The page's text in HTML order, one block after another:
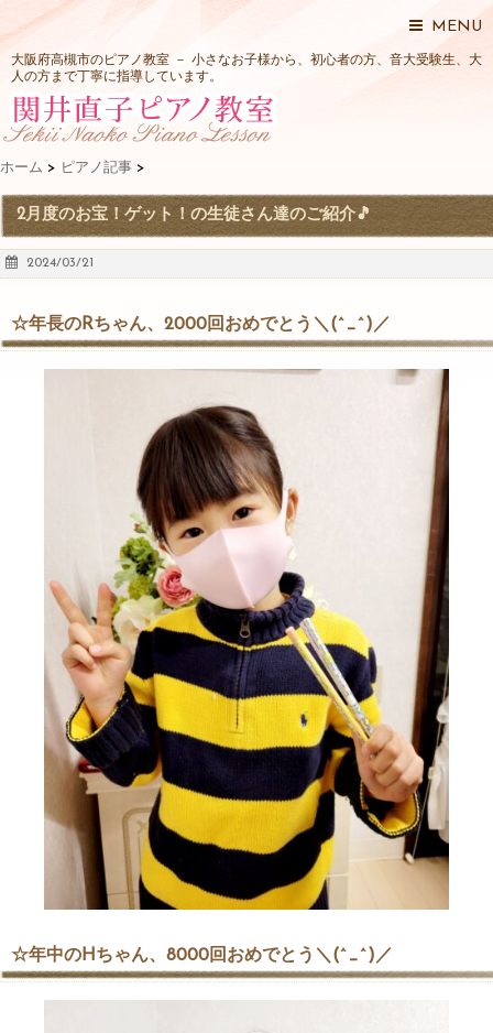
MENU
大阪府高槻市のピアノ教室 － 小さなお子様から、初心者の方、音大受験生、大
人の方まで丁寧に指導しています。
ホーム > ピアノ記事 >
2月度のお宝！ゲット！の生徒さん達のご紹介🎵
2024/03/21
☆年長のRちゃん、2000回おめでとう＼(^_^)／
☆年中のHちゃん、8000回おめでとう＼(^_^)／